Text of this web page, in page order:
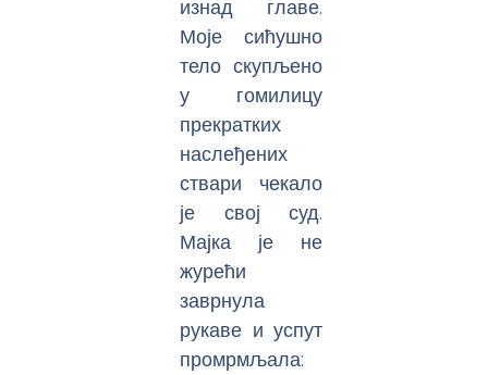
изнад главе.
Моје сићушно
тело скупљено
у гомилицу
прекратких
наслеђених
ствари чекало
је свој суд.
Мајка је не
журећи
заврнула
рукаве и успут
промрмљала: